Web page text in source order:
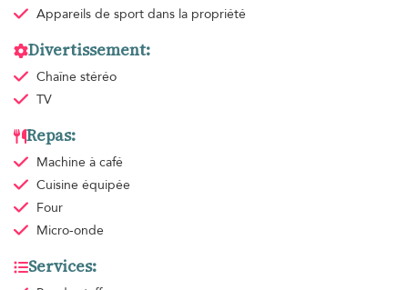
Appareils de sport dans la propriété
Divertissement:
Chaîne stéréo
TV
Repas:
Machine à café
Cuisine équipée
Four
Micro-onde
Services: